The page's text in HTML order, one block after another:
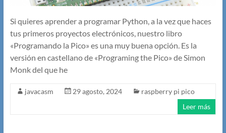
Si quieres aprender a programar Python, a la vez que haces
tus primeros proyectos electrónicos, nuestro libro
«Programando la Pico» es una muy buena opción. Es la
versión en castellano de «Programing the Pico» de Simon
Monk del que he
javacasm 29 agosto, 2024
raspberry pi pico
Leer más